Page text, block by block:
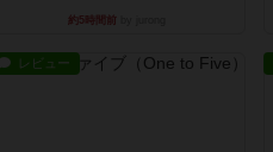
約5時間前
レビュー